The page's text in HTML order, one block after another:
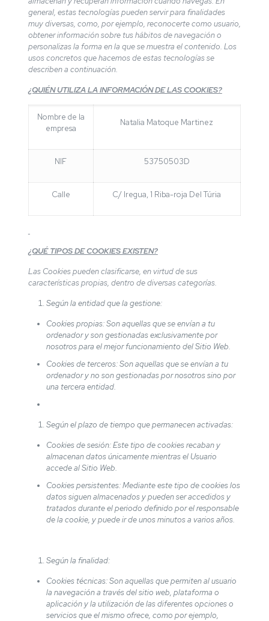
general, estas tecnologías pueden servir para finalidades
muy diversas, como, por ejemplo, reconocerte como usuario,
obtener información sobre tus hábitos de navegación o
personalizas la forma en la que se muestra el contenido. Los
usos concretos que hacemos de estas tecnologías se
describen a continuación.
¿QUIÉN UTILIZA LA INFORMACIÓN DE LAS COOKIES?
Nombre de la
empresa
Natalia Matoque Martinez
NIF 53750503D
Calle C/ Iregua, 1 Riba-roja Del Túria
¿QUÉ TIPOS DE COOKIES EXISTEN?
Las Cookies pueden clasificarse, en virtud de sus
características propias, dentro de diversas categorías.
Según la entidad que la gestione:
Cookies propias: Son aquellas que se envían a tu
ordenador y son gestionadas exclusivamente por
nosotros para el mejor funcionamiento del Sitio Web.
Cookies de terceros: Son aquellas que se envían a tu
ordenador y no son gestionadas por nosotros sino por
una tercera entidad.
Según el plazo de tiempo que permanecen activadas:
Cookies de sesión: Este tipo de cookies recaban y
almacenan datos únicamente mientras el Usuario
accede al Sitio Web.
Cookies persistentes: Mediante este tipo de cookies los
datos siguen almacenados y pueden ser accedidos y
tratados durante el periodo definido por el responsable
de la cookie, y puede ir de unos minutos a varios años.
Según la finalidad:
Cookies técnicas: Son aquellas que permiten al usuario
la navegación a través del sitio web, plataforma o
aplicación y la utilización de las diferentes opciones o
servicios que el mismo ofrece, como por ejemplo,